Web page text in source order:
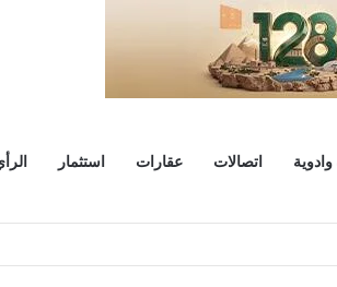
اتصالات عقارات استثمار